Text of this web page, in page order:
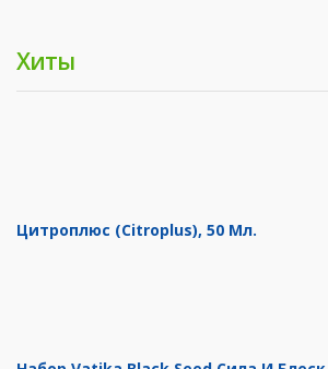
Хиты
Цитроплюс (Citroplus), 50 Мл.